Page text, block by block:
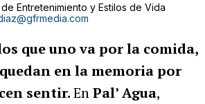
Entretenimiento y Estilos de Vida
que uno va por la comida,
en la memoria por
sentir.EnPal’ Agua,